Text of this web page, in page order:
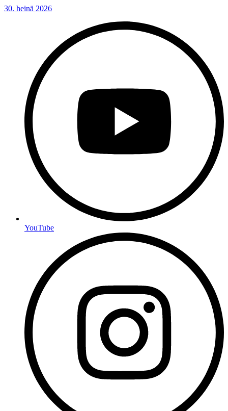
30. heinä 2026
YouTube